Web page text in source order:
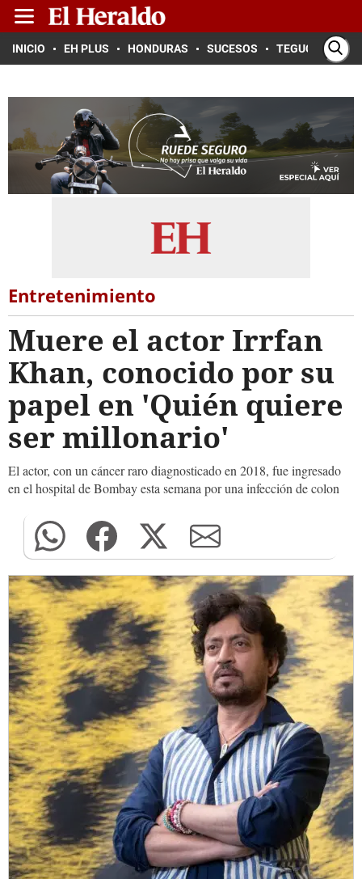
INICIO EH PLUS HONDURAS SUCESOS TEGUCIGALPA
Entretenimiento
Muere el actor Irrfan
Khan, conocido por su
papel en 'Quién quiere
ser millonario'
El actor, con un cáncer raro diagnosticado en 2018, fue ingresado
en el hospital de Bombay esta semana por una infección de colon